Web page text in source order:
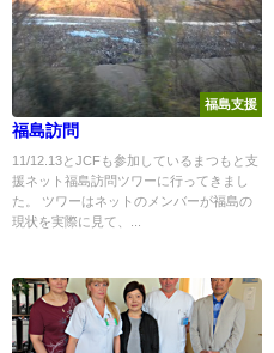
福島支援
福島訪問
11/12.13とJCFも参加しているまつもと支
援ネット福島訪問ツワーに行ってきまし
た。 ツワーはネットのメンバーが福島の
現状を実際に見て、...